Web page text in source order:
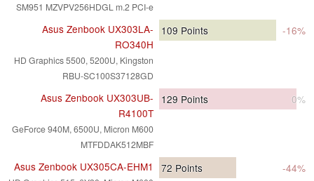
SM951 MZVPV256HDGL m.2 PCI-e
Asus Zenbook UX303LA-
RO340H
HD Graphics 5500, 5200U, Kingston
RBU-SC100S37128GD
109 Points -16%
Asus Zenbook UX303UB-
R4100T
GeForce 940M, 6500U, Micron M600
MTFDDAK512MBF
129 Points 0%
Asus Zenbook UX305CA-EHM1 72 Points -44%